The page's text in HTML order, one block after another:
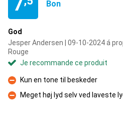
Bon
God
Jesper Andersen | 09-10-2024 á
Rouge
Je recommande ce produit
Contre
Kun en tone til beskeder
Contre
Meget høj lyd selv ved laveste